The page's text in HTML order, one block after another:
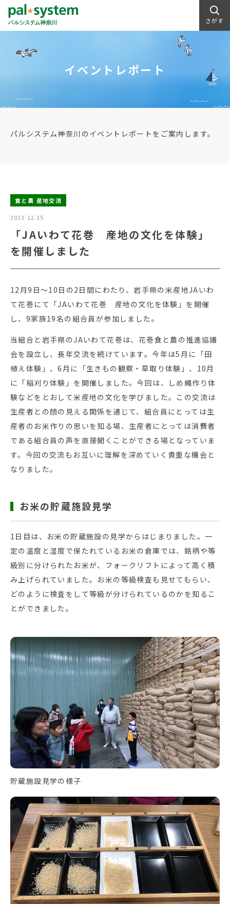
さがす
イベントレポート
パルシステム神奈川のイベントレポートをご案内します。
食と農 産地交流
2023.12.15
「JAいわて花巻 産地の文化を体験」
を開催しました
12月9日～10日の2日間にわたり、岩手県の米産地JAいわ
て花巻にて「JAいわて花巻 産地の文化を体験」を開催
し、9家族19名の組合員が参加しました。
当組合と岩手県のJAいわて花巻は、花巻食と農の推進協議
会を設立し、長年交流を続けています。今年は5月に「田
植え体験」、6月に「生きもの観察・草取り体験」、10月
に「稲刈り体験」を開催しました。今回は、しめ縄作り体
験などをとおして米産地の文化を学びました。この交流は
生産者との顔の見える関係を通じて、組合員にとっては生
産者のお米作りの思いを知る場、生産者にとっては消費者
である組合員の声を直接聞くことができる場となっていま
す。今回の交流もお互いに理解を深めていく貴重な機会と
なりました。
お米の貯蔵施設見学
1日目は、お米の貯蔵施設の見学からはじまりました。一
定の温度と湿度で保たれているお米の倉庫では、銘柄や等
級別に分けられたお米が、フォークリフトによって高く積
み上げられていました。お米の等級検査も見せてもらい、
どのように検査をして等級が分けられているのかを知るこ
とができました。
貯蔵施設見学の様子